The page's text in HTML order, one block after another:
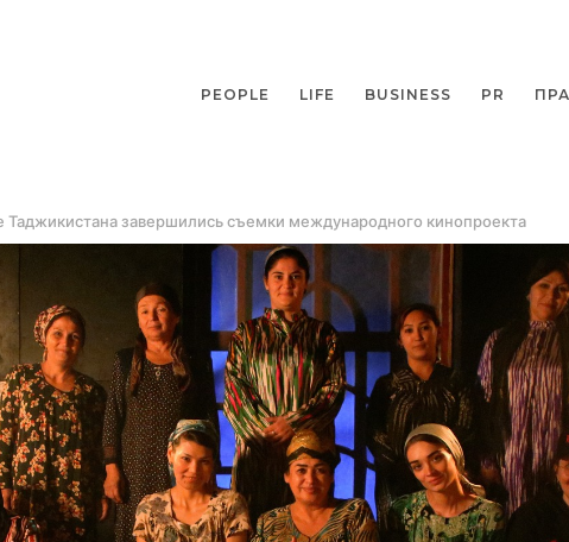
PEOPLE LIFE BUSINESS PR
завершились съемки международного кинопроекта